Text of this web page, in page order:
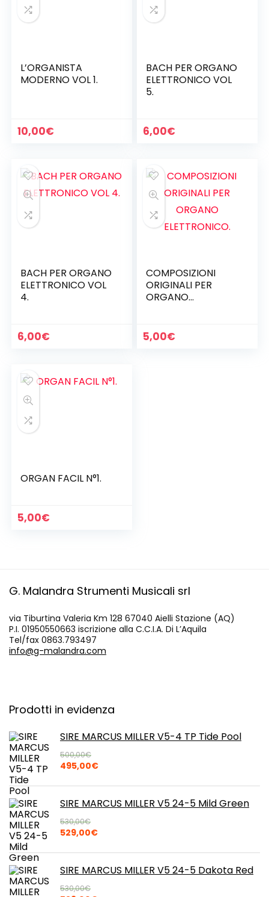
L’ORGANISTA
MODERNO VOL 1.
10,00€
BACH PER ORGANO
ELETTRONICO VOL
5.
6,00€
BACH PER ORGANO
ELETTRONICO VOL
4.
6,00€
COMPOSIZIONI
ORIGINALI PER
ORGANO
5,00€
ORGAN FACIL N°1.
5,00€
G. Malandra Strumenti Musicali srl
via Tiburtina Valeria Km 128 67040 Aielli Stazione (AQ)
P.I. 01950550663 iscrizione alla C.C.I.A. Di L’Aquila
Tel/fax 0863.793497
info@g-malandra.com
Prodotti in evidenza
SIRE MARCUS MILLER V5-4 TP Tide Pool
500,00€
Il
originale
era:
500,00€.
495,00€Il
attuale
è:
495,00€.
SIRE MARCUS MILLER V5 24-5 Mild Green
530,00€
Il
originale
era:
530,00€.
529,00€Il
attuale
è:
529,00€.
SIRE MARCUS MILLER V5 24-5 Dakota Red
530,00€